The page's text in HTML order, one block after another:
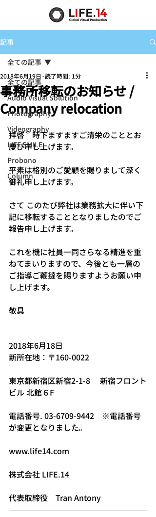
記事
全ての記事
Audio Visual Solution
Photography
Videography
LIFE SMILE
Probono
Column
全ての記事
事務所移転のお知らせ /
Company relocation
2018年6月19日 読了時間: 1分
拝啓　時下ますますご清栄のこととお
慶び申し上げます。
平素は格別のご愛顧を賜りまして深く
御礼申し上げます。
さて このたび弊社は業務拡大に伴い下
記に移転することとなりましたのでご
報告申し上げます。
これを機に社員一同さらなる精進を重
ねてまいりますので、今後とも一層の
ご指導ご鞭撻を賜りますようお願い申
し上げます。
敬具
2018年6月18日
新所在地：〒160-0022
東京都新宿区新宿2-1-8 　新宿フロント
ビル 北館６F
電話番号. 03-6709-9442​　※電話番号
が変更となりました。
www.life14.com
株式会社 LIFE.14
代表取締役　Tran Antony